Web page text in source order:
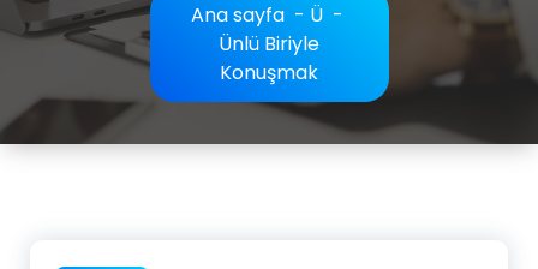
Ana sayfa- Ü-
Ünlü Biriyle
Konuşmak